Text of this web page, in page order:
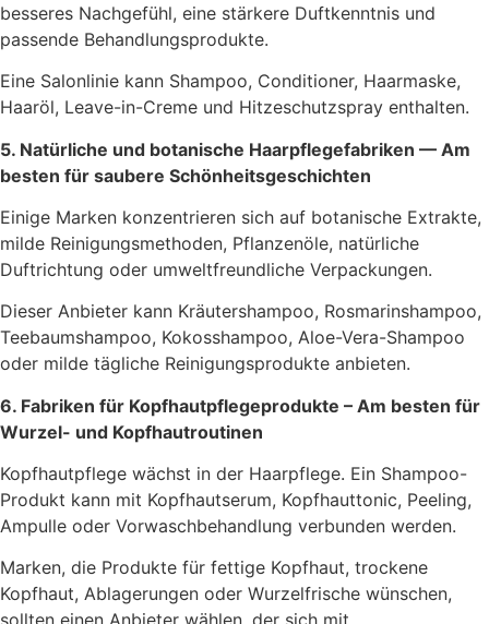
besseres Nachgefühl, eine stärkere Duftkenntnis und
passende Behandlungsprodukte.
Eine Salonlinie kann Shampoo, Conditioner, Haarmaske,
Haaröl, Leave-in-Creme und Hitzeschutzspray enthalten.
5. Natürliche und botanische Haarpflegefabriken — Am
besten für saubere Schönheitsgeschichten
Einige Marken konzentrieren sich auf botanische Extrakte,
milde Reinigungsmethoden, Pflanzenöle, natürliche
Duftrichtung oder umweltfreundliche Verpackungen.
Dieser Anbieter kann Kräutershampoo, Rosmarinshampoo,
Teebaumshampoo, Kokosshampoo, Aloe-Vera-Shampoo
oder milde tägliche Reinigungsprodukte anbieten.
6. Fabriken für Kopfhautpflegeprodukte – Am besten für
Wurzel- und Kopfhautroutinen
Kopfhautpflege wächst in der Haarpflege. Ein Shampoo-
Produkt kann mit Kopfhautserum, Kopfhauttonic, Peeling,
Ampulle oder Vorwaschbehandlung verbunden werden.
Marken, die Produkte für fettige Kopfhaut, trockene
Kopfhaut, Ablagerungen oder Wurzelfrische wünschen,